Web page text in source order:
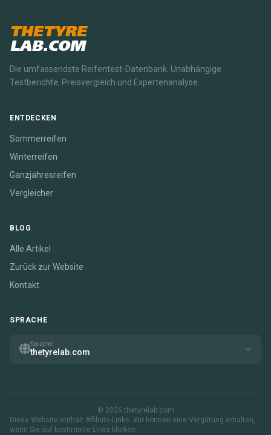
THETYRE
LAB.COM
Die umfassendste Reifentest-Datenbank. Unabhängige
Testberichte, Preisvergleich und Expertenanalyse.
ENTDECKEN
Sommerreifen
Winterreifen
Ganzjahresreifen
Vergleicher
BLOG
Alle Artikel
Zurück zur Website
Kontakt
SPRACHE
Sprache
thetyrelab.com
© 2026 thetyrelab.com
Diese Website enthält Affiliate-Links. Wir können eine Vergütung erhalten,
wenn Sie auf bestimmte Links klicken.